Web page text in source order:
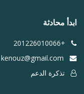
ابدأ محادثة
+201226010066
تذكرة الدعم